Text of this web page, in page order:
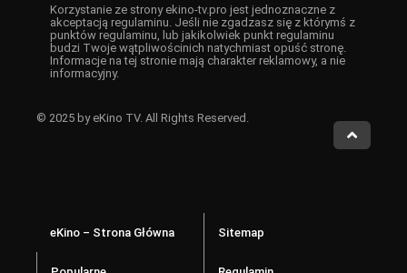
Korzystanie ze strony ekino-tv.pro jest jednoznaczne z
akceptacją regulaminu. Jeśli nie zgadzasz się z którymś z
punktów regulaminu, lub jakikolwiek punkt regulaminu
budzi Twoje wątpliwościnich natychmiast opuść stronę.
Informacje na tej stronie mają charakter reklamowy, a nie
informacyjny.
© 2025 by eKino TV. All Rights Reserved.
eKino – Strona Główna Sitemap